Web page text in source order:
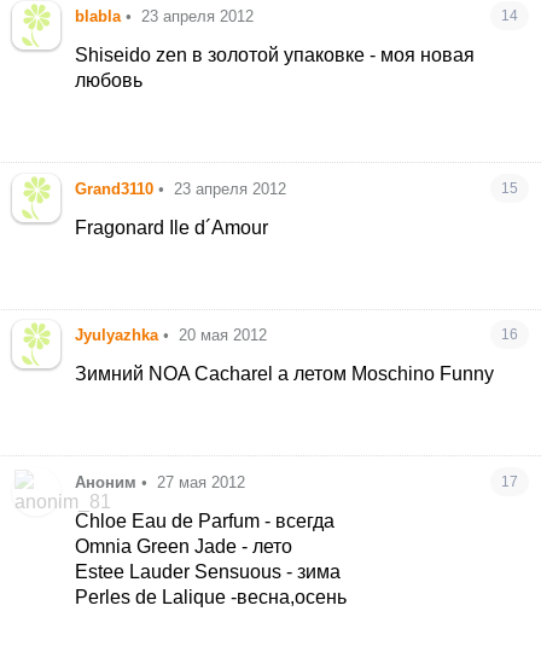
blabla • 23 апреля 2012 14
Shiseido zen в золотой упаковке - моя новая
любовь
Grand3110 • 23 апреля 2012 15
Fragonard Ile d´Amour
Jyulyazhka • 20 мая 2012 16
Зимний NOA Cacharel а летом Moschino Funny
Аноним • 27 мая 2012 17
Chloe Eau de Parfum - всегда
Omnia Green Jade - лето
Estee Lauder Sensuous - зима
Perles de Lalique -весна,осень